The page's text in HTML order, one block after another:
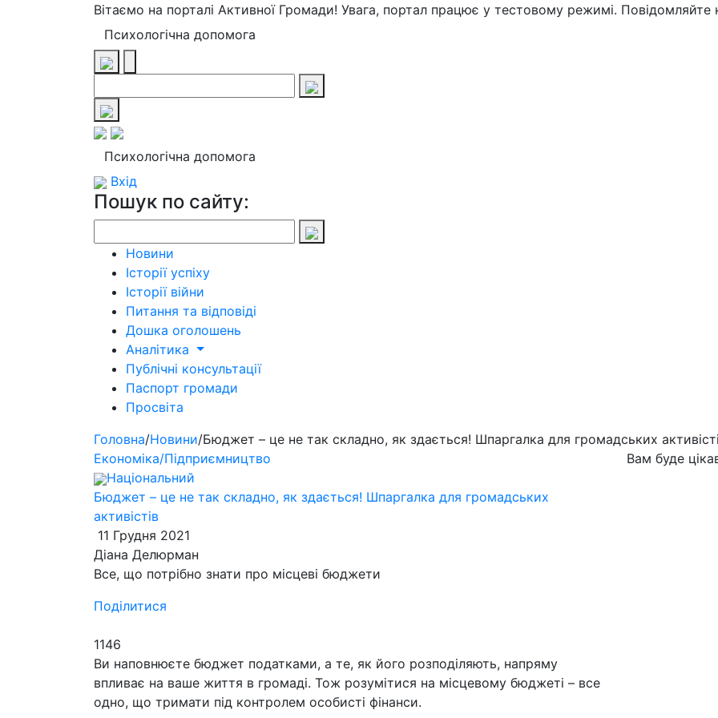
Вітаємо на порталі Активної Громади! Увага, портал працює у тестовому режимі. Повідомляйте
Психологічна допомога
Психологічна допомога
Вхід
Пошук по сайту:
Новини
Історії успіху
Історії війни
Питання та відповіді
Дошка оголошень
Аналітика
Публічні консультації
Паспорт громади
Просвіта
Головна/Новини/Бюджет – це не так складно, як здається! Шпаргалка для громадських
Економіка/Підприємництво
Національний
Бюджет – це не так складно, як здається! Шпаргалка для громадських
активістів
11 Грудня 2021
Діана Делюрман
Все, що потрібно знати про місцеві бюджети
Поділитися
1146
Ви наповнюєте бюджет податками, а те, як його розподіляють, напряму
впливає на ваше життя в громаді. Тож розумітися на місцевому бюджеті – все
одно, що тримати під контролем особисті фінанси.
Вам буде